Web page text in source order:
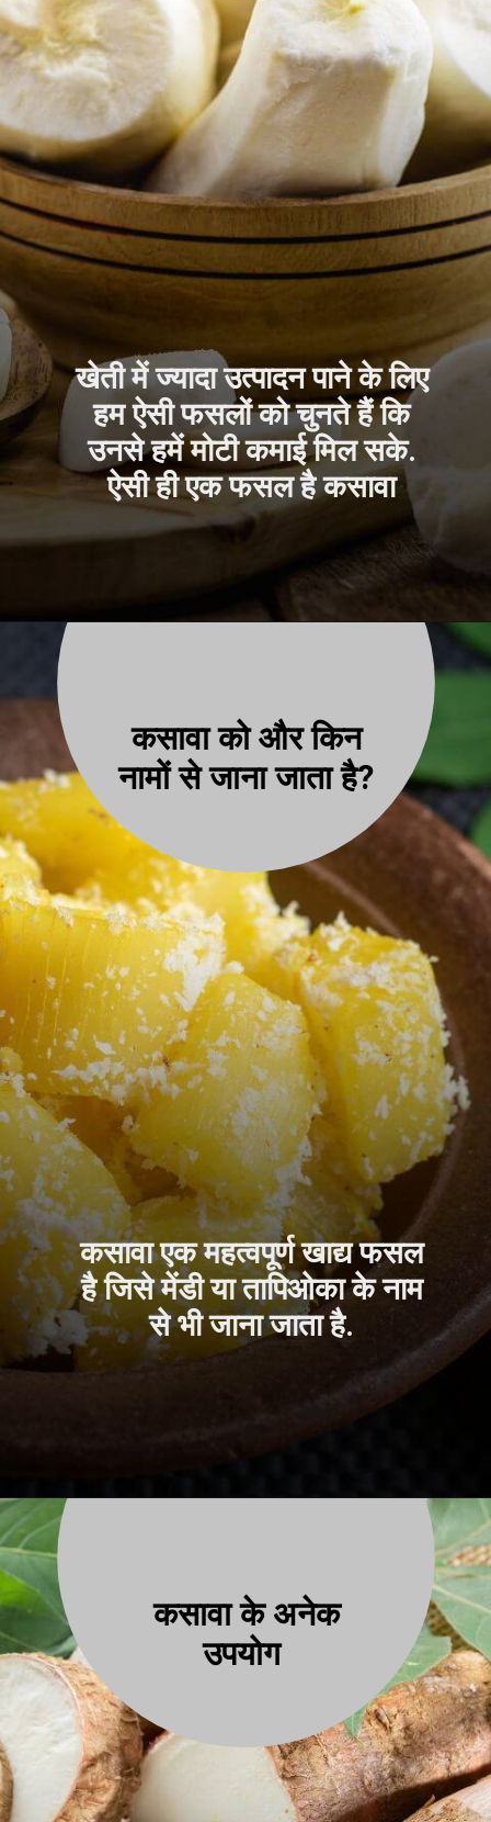
खेती में ज्यादा उत्पादन पाने के लिए
हम ऐसी फसलों को चुनते हैं कि
उनसे हमें मोटी कमाई मिल सके.
ऐसी ही एक फसल है कसावा
कसावा को और किन
नामों से जाना जाता है?
कसावा एक महत्वपूर्ण खाद्य फसल
है जिसे मेंडी या तापिओका के नाम
से भी जाना जाता है.
कसावा के अनेक
उपयोग